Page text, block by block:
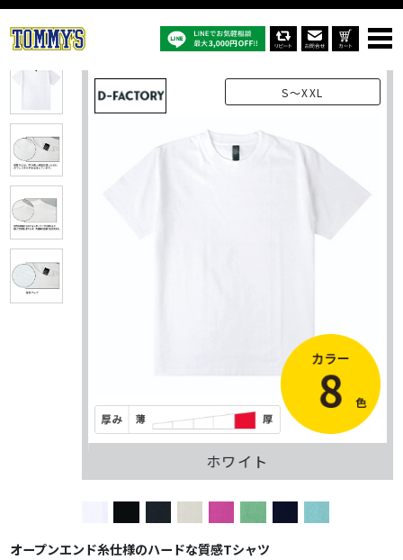
DF1104：6.6オンス オープンエンドコンフォートTシャツ
S～XXL
ホワイト
オープンエンド糸仕様のハードな質感Tシャツ